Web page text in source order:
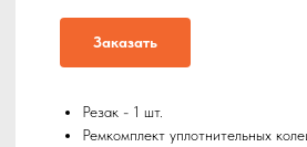
Заказать
Резак - 1 шт.
Ремкомплект уплотнительных